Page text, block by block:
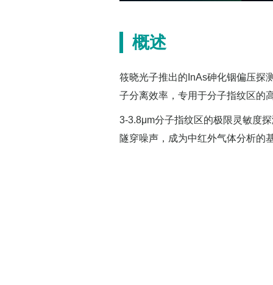
概述
筱晓光子推出的InAs砷化铟偏压探
子分离效率，专用于分子指纹区的
3-3.8μm分子指纹区的极限灵敏度
隧穿噪声，成为中红外气体分析的